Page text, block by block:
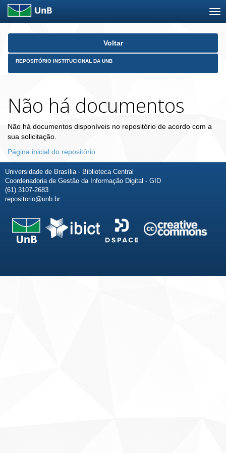
Skip
Voltar
REPOSITÓRIO INSTITUCIONAL DA UNB
Não há documentos
Não há documentos disponíveis no repositório de acordo com a
sua solicitação.
Página inicial do repositório
Universidade de Brasília - Biblioteca Central
Coordenadoria de Gestão da Informação Digital - GID
(61) 3107-2683
repositorio@unb.br